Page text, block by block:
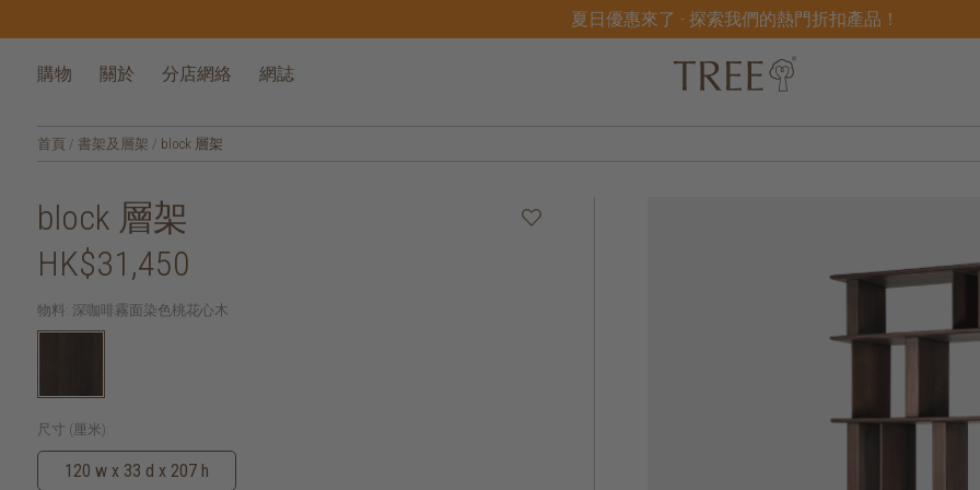
夏日優惠來了 - 探索我們的熱門折扣產品！
購物 關於 分店網絡 網誌
首頁 / 書架及層架 / block 層架
block 層架
HK$31,450
物料: 深咖啡霧面染色桃花心木
尺寸 (厘米):
120 w x 33 d x 207 h